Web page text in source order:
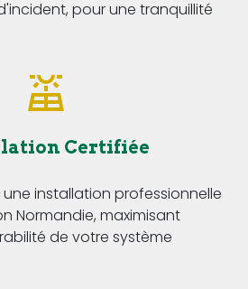
pour une tranquillité
Certifiée
installation professionnelle
Normandie, maximisant
de votre système